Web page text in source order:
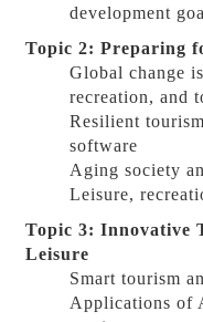
development
Topic 2: Preparing
Global change
recreation, and
Resilient
software
Aging society
Leisure,
Topic 3: Innovative
Leisure
Smart tourism
Applications of